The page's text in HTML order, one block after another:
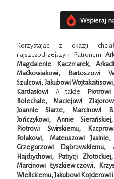
Korzystając z okazji
najszczodrzejszym Patronom:
Magdalenie Kaczmarek,
Maćkowiakowi, Bartoszowi
Szulcowi, Jakubowi Wojtakajtisowi,
Kardasiowi . A także:
Piotrowi
Bolechale, Maciejowi
Joannie Siarze, Marcinowi
Jończykowi, Annie
Piotrowi Świrskiemu,
Polakowi, Mateuszowi Jasinie,
Grzegorzowi Dąbrowskiemu,
Hajdrychowi, Patrycji
Marcinowi Łyszkiewiczowi,
Wielickiemu, Jakubowi Kojderowii